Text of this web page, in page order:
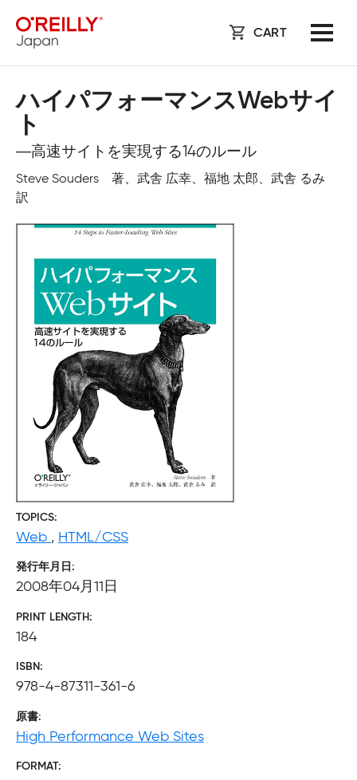
CART
ハイパフォーマンスWebサイ
ト
―高速サイトを実現する14のルール
Steve Souders 著、武舎 広幸、福地 太郎、武舎 るみ
訳
TOPICS
Web , HTML/CSS
発行年月日
2008年04月11日
PRINT LENGTH
184
ISBN
978-4-87311-361-6
原書
High Performance Web Sites
FORMAT